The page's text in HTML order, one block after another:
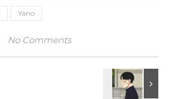
Yano
No Comments